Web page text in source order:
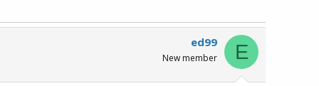
E
ed99
New member